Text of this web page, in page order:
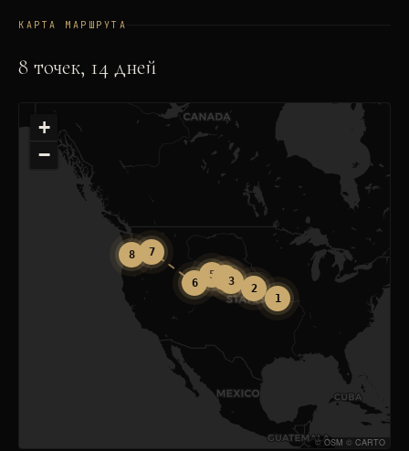
КАРТА МАРШРУТА
8 точек, 14 дней
1
2
3
5
6
7
8
+
−
©OSM © CARTO